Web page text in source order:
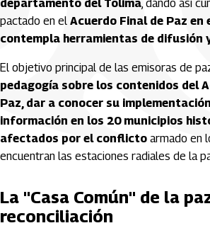
departamento del Tolima, dando así
pactado en el Acuerdo Final de Paz en
contempla herramientas de difusión
El objetivo principal de las emisoras de
pedagogía sobre los contenidos del
Paz, dar a conocer su
información en los 20 municipios
afectados por el conflicto armado en
encuentran las estaciones radiales de la
La "Casa Común" de la
reconciliación